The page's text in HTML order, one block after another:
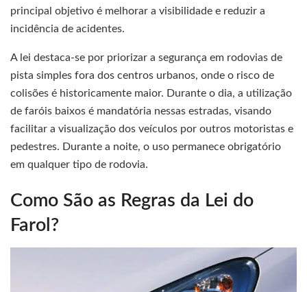
principal objetivo é melhorar a visibilidade e reduzir a
incidência de acidentes.
A lei destaca-se por priorizar a segurança em rodovias de
pista simples fora dos centros urbanos, onde o risco de
colisões é historicamente maior. Durante o dia, a utilização
de faróis baixos é mandatória nessas estradas, visando
facilitar a visualização dos veículos por outros motoristas e
pedestres. Durante a noite, o uso permanece obrigatório
em qualquer tipo de rodovia.
Como São as Regras da Lei do
Farol?